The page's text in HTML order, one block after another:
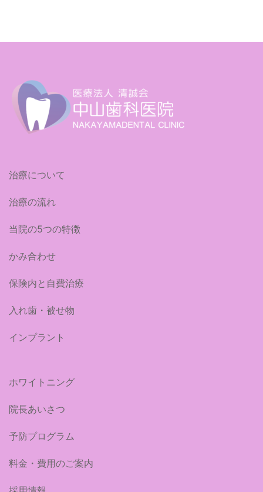
治療について
治療の流れ
当院の5つの特徴
かみ合わせ
保険内と自費治療
入れ歯・被せ物
インプラント
ホワイトニング
院長あいさつ
予防プログラム
料金・費用のご案内